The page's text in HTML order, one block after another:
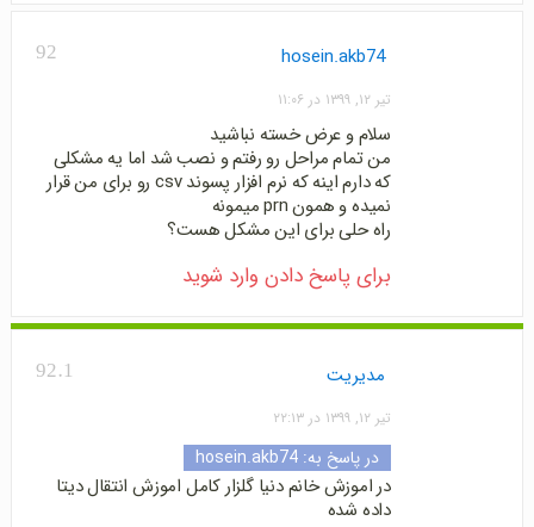
92 hosein.akb74
تیر ۱۲, ۱۳۹۹ در ۱۱:۰۶
سلام و عرض خسته نباشید
من تمام مراحل رو رفتم و نصب شد اما یه مشکلی
که دارم اینه که نرم افزار پسوند csv رو برای من قرار
نمیده و همون prn میمونه
راه حلی برای این مشکل هست؟
برای پاسخ دادن وارد شوید
92.1 مدیریت
تیر ۱۲, ۱۳۹۹ در ۲۲:۱۳
در پاسخ به: hosein.akb74
در اموزش خانم دنیا گلزار کامل اموزش انتقال دیتا
داده شده